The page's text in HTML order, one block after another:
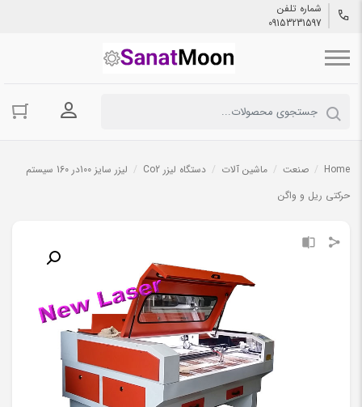
شماره تلفن
09153231597
ورود به
Home
/ صنعت / ماشین آلات / دستگاه لیزر Co2 /
لیزر سایز 100در 160 سیستم
حرکتی ریل و واگن